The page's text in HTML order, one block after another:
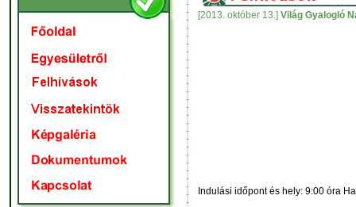
[2013. október 13.] Világ Gyalogló
Indulási időpont és hely: 9:00 óra